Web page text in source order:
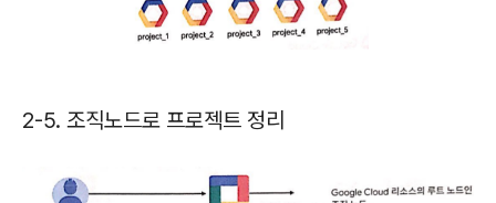
2-5. 조직노드로 프로젝트 정리